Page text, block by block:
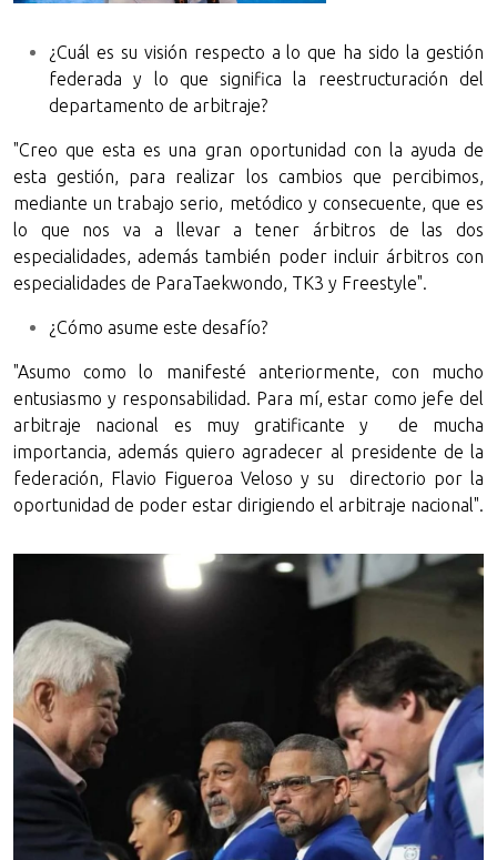
¿Cuál es su visión respecto a lo que ha sido la gestión
federada y lo que significa la reestructuración del
departamento de arbitraje?
"Creo que esta es una gran oportunidad con la ayuda de
esta gestión, para realizar los cambios que percibimos,
mediante un trabajo serio, metódico y consecuente, que es
lo que nos va a llevar a tener árbitros de las dos
especialidades, además también poder incluir árbitros con
especialidades de ParaTaekwondo, TK3 y Freestyle".
¿Cómo asume este desafío?
"Asumo como lo manifesté anteriormente, con mucho
entusiasmo y responsabilidad. Para mí, estar como jefe del
arbitraje nacional es muy gratificante y de mucha
importancia, además quiero agradecer al presidente de la
federación, Flavio Figueroa Veloso y su directorio por la
oportunidad de poder estar dirigiendo el arbitraje nacional".